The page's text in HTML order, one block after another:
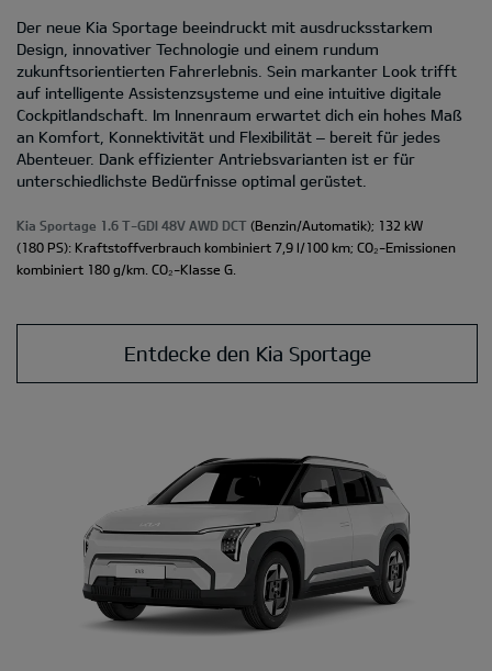
Der neue Kia Sportage beeindruckt mit ausdrucksstarkem
Design, innovativer Technologie und einem rundum
zukunftsorientierten Fahrerlebnis. Sein markanter Look trifft
auf intelligente Assistenzsysteme und eine intuitive digitale
Cockpitlandschaft. Im Innenraum erwartet dich ein hohes Maß
an Komfort, Konnektivität und Flexibilität – bereit für jedes
Abenteuer. Dank effizienter Antriebsvarianten ist er für
unterschiedlichste Bedürfnisse optimal gerüstet.
Kia Sportage 1.6 T-GDI 48V AWD DCT (Benzin/Automatik); 132 kW
(180 PS): Kraftstoffverbrauch kombiniert 7,9 l/100 km; CO₂-Emissionen
kombiniert 180 g/km. CO₂-Klasse G.
Entdecke den Kia Sportage